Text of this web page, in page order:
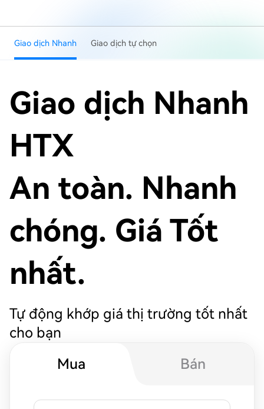
Giao dịch Nhanh Giao dịch tự chọn
Giao dịch Nhanh
HTX
An toàn. Nhanh
chóng. Giá Tốt
nhất.
Tự động khớp giá thị trường tốt nhất
cho bạn
Mua
Bán